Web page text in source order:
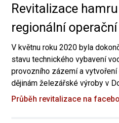
Revitalizace
regionální
V květnu roku 2020 byla
stavu technického vybavení
provozního zázemí a
dějinám železářské výroby v
Průběh revitalizace na